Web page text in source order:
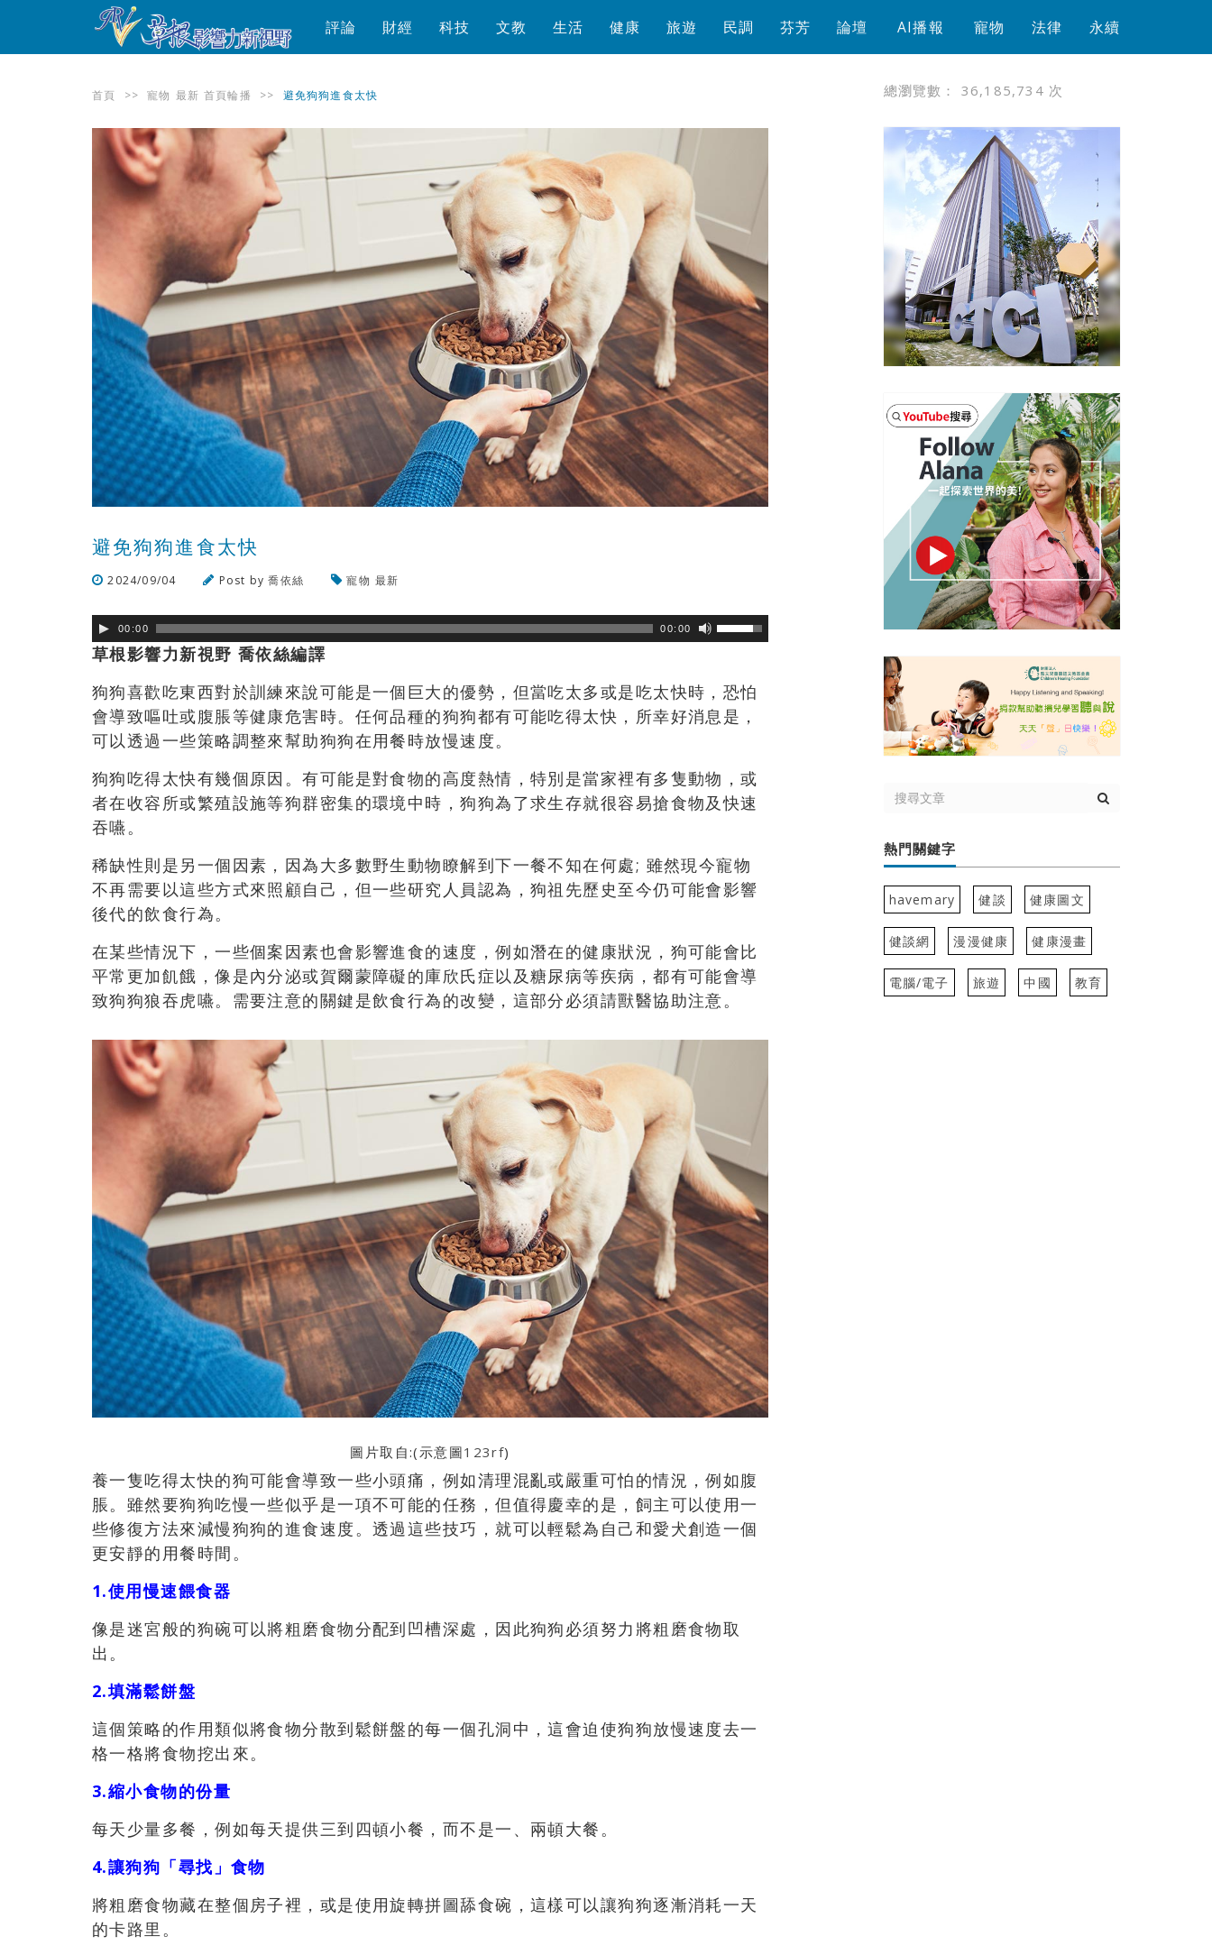
評論 財經 科技 文教 生活 健康 旅遊 民調 芬芳 論壇 AI播報 寵物 法律 永續
首頁 >> 寵物 最新 首頁輪播 >> 避免狗狗進食太快
避免狗狗進食太快
2024/09/04 Post by喬依絲 寵物 最新
00:00 00:00
草根影響力新視野 喬依絲編譯
狗狗喜歡吃東西對於訓練來說可能是一個巨大的優勢，但當吃太多或是吃太快時，恐怕
會導致嘔吐或腹脹等健康危害時。任何品種的狗狗都有可能吃得太快，所幸好消息是，
可以透過一些策略調整來幫助狗狗在用餐時放慢速度。
狗狗吃得太快有幾個原因。有可能是對食物的高度熱情，特別是當家裡有多隻動物，或
者在收容所或繁殖設施等狗群密集的環境中時，狗狗為了求生存就很容易搶食物及快速
吞嚥。
稀缺性則是另一個因素，因為大多數野生動物瞭解到下一餐不知在何處; 雖然現今寵物
不再需要以這些方式來照顧自己，但一些研究人員認為，狗祖先歷史至今仍可能會影響
後代的飲食行為。
在某些情況下，一些個案因素也會影響進食的速度，例如潛在的健康狀況，狗可能會比
平常更加飢餓，像是內分泌或賀爾蒙障礙的庫欣氏症以及糖尿病等疾病，都有可能會導
致狗狗狼吞虎嚥。需要注意的關鍵是飲食行為的改變，這部分必須請獸醫協助注意。
圖片取自:(示意圖123rf)
養一隻吃得太快的狗可能會導致一些小頭痛，例如清理混亂或嚴重可怕的情況，例如腹
脹。雖然要狗狗吃慢一些似乎是一項不可能的任務，但值得慶幸的是，飼主可以使用一
些修復方法來減慢狗狗的進食速度。透過這些技巧，就可以輕鬆為自己和愛犬創造一個
更安靜的用餐時間。
1.使用慢速餵食器
像是迷宮般的狗碗可以將粗磨食物分配到凹槽深處，因此狗狗必須努力將粗磨食物取
出。
2.填滿鬆餅盤
這個策略的作用類似將食物分散到鬆餅盤的每一個孔洞中，這會迫使狗狗放慢速度去一
格一格將食物挖出來。
3.縮小食物的份量
每天少量多餐，例如每天提供三到四頓小餐，而不是一、兩頓大餐。
4.讓狗狗「尋找」食物
將粗磨食物藏在整個房子裡，或是使用旋轉拼圖舔食碗，這樣可以讓狗狗逐漸消耗一天
的卡路里。
總瀏覽數： 36,185,734 次
熱門關鍵字
havemary 健談 健康圖文
健談網 漫漫健康 健康漫畫
電腦/電子 旅遊 中國 教育